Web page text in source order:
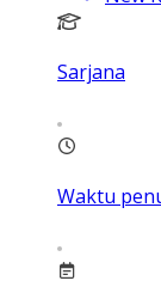
Sarjana
Waktu